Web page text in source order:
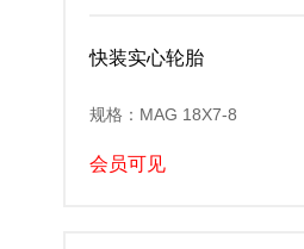
快装实心轮胎
规格：MAG 18X7-8
会员可见